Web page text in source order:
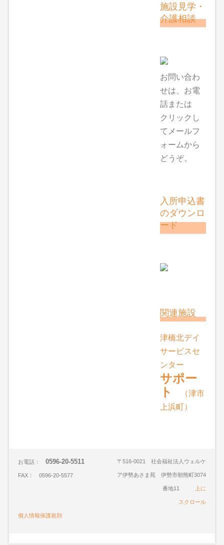
施設見学・
介護相談
お問い合わ
せは、お電
話または
クリックし
てメールフ
ォームから
どうぞ。
入所申込書
のダウンロ
ード
関連施設
津橋北デイ
サービスセ
ンター
サポー
ト
（津市
上浜町）
お電話：0596-20-5511
FAX： 0596-20-5577
〒516-0021 社会福祉法人ウェルケ
ア伊勢あさま苑 伊勢市朝熊町3074
番地11 上に
スクロール
個人情報保護規則